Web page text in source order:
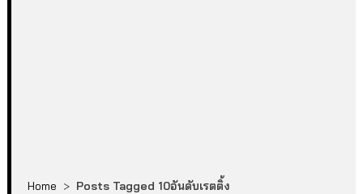
Home > Posts Tagged 10อันดับเรตติ้ง